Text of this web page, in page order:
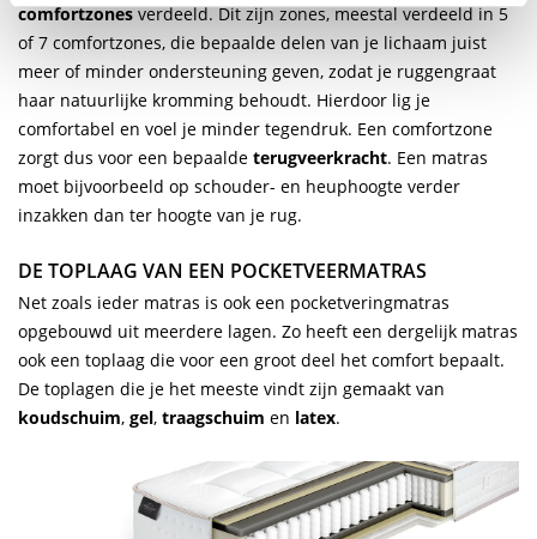
comfortzonesverdeeld. Dit zijn zones, meestal verdeeld in 5
of 7 comfortzones, die bepaalde delen van je lichaam juist
meer of minder ondersteuning geven, zodat je ruggengraat
haar natuurlijke kromming behoudt. Hierdoor lig je
comfortabel en voel je minder tegendruk. Een comfortzone
zorgt dus voor een bepaalde terugveerkracht. Een matras
moet bijvoorbeeld op schouder- en heuphoogte verder
inzakken dan ter hoogte van je rug.
DE TOPLAAG VAN EEN POCKETVEERMATRAS
Net zoals ieder matras is ook een pocketveringmatras
opgebouwd uit meerdere lagen. Zo heeft een dergelijk matras
ook een toplaag die voor een groot deel het comfort bepaalt.
De toplagen die je het meeste vindt zijn gemaakt van
koudschuim, gel, traagschuim en latex.